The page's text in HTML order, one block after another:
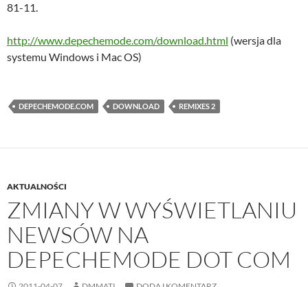
81-11.
http://www.depechemode.com/download.html (wersja dla
systemu Windows i Mac OS)
DEPECHEMODE.COM DOWNLOAD REMIXES 2
AKTUALNOŚCI
ZMIANY W WYŚWIETLANIU
NEWSÓW NA
DEPECHEMODE DOT COM